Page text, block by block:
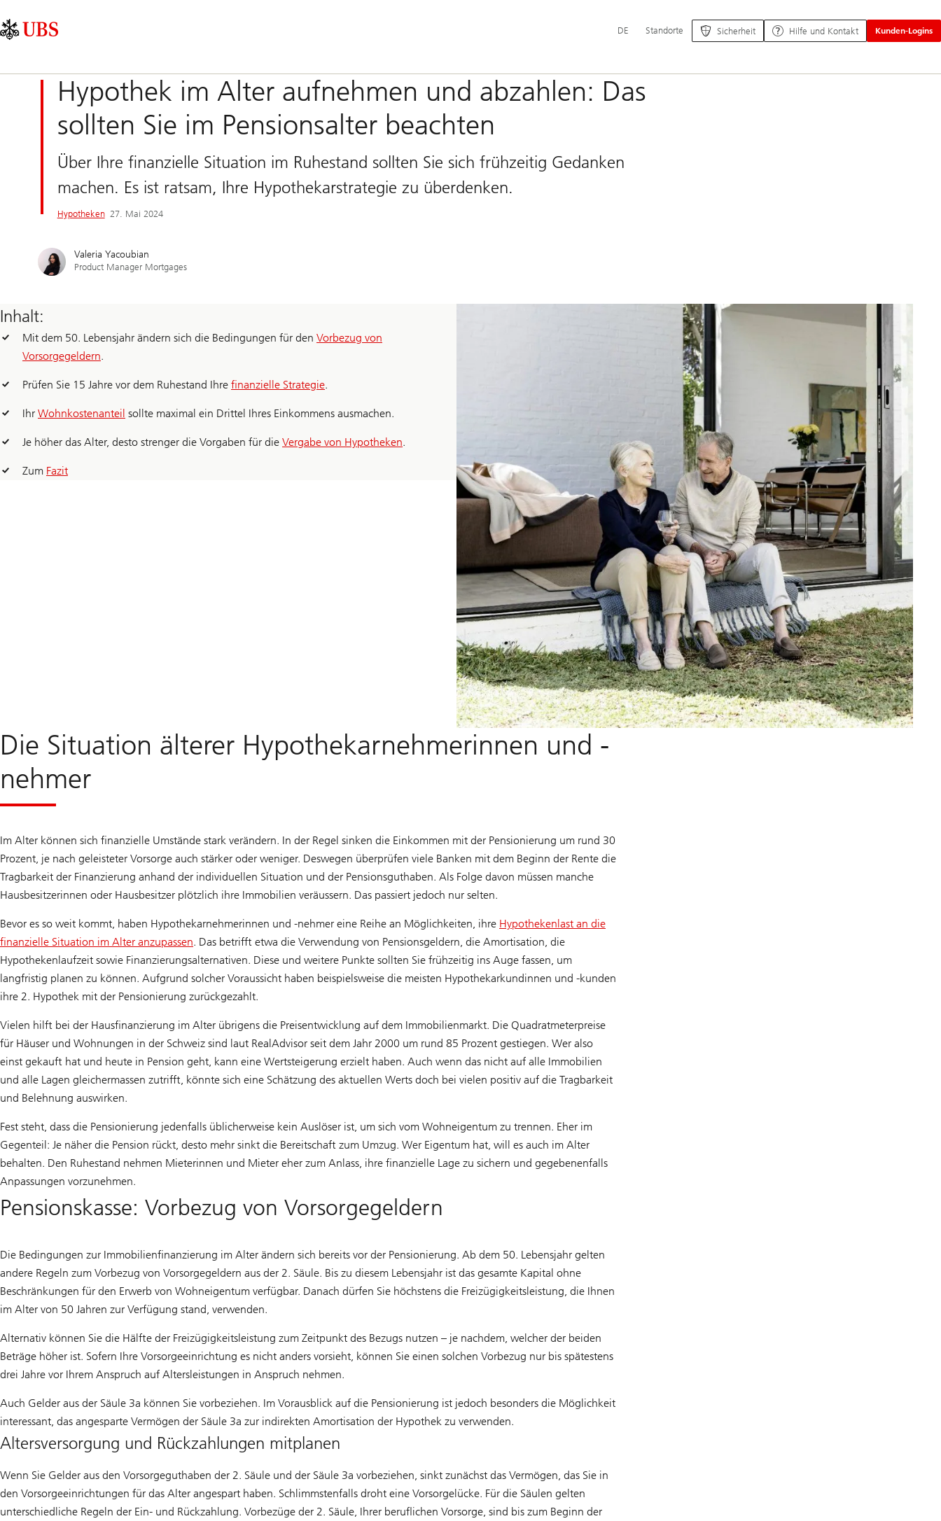
Area
Hauptnavigation
DE Standorte Sicherheit Hilfe und Kontakt Kunden-Logins
Hypothek im Alter aufnehmen und abzahlen: Das
sollten Sie im Pensionsalter beachten
Über Ihre finanzielle Situation im Ruhestand sollten Sie sich frühzeitig Gedanken
machen. Es ist ratsam, Ihre Hypothekarstrategie zu überdenken.
Hypotheken 27. Mai 2024
Valeria Yacoubian
Product Manager Mortgages
Inhalt:
Mit dem 50. Lebensjahr ändern sich die Bedingungen für den Vorbezug von
Vorsorgegeldern.
Prüfen Sie 15 Jahre vor dem Ruhestand Ihre finanzielle Strategie.
Ihr Wohnkostenanteil sollte maximal ein Drittel Ihres Einkommens ausmachen.
Je höher das Alter, desto strenger die Vorgaben für die Vergabe von Hypotheken.
Zum Fazit
Die Situation älterer Hypothekarnehmerinnen und -
nehmer
Im Alter können sich finanzielle Umstände stark verändern. In der Regel sinken die Einkommen mit der Pensionierung um rund 30
Prozent, je nach geleisteter Vorsorge auch stärker oder weniger. Deswegen überprüfen viele Banken mit dem Beginn der Rente die
Tragbarkeit der Finanzierung anhand der individuellen Situation und der Pensionsguthaben. Als Folge davon müssen manche
Hausbesitzerinnen oder Hausbesitzer plötzlich ihre Immobilien veräussern. Das passiert jedoch nur selten.
Bevor es so weit kommt, haben Hypothekarnehmerinnen und -nehmer eine Reihe an Möglichkeiten, ihre Hypothekenlast an die
finanzielle Situation im Alter anzupassen. Das betrifft etwa die Verwendung von Pensionsgeldern, die Amortisation, die
Hypothekenlaufzeit sowie Finanzierungsalternativen. Diese und weitere Punkte sollten Sie frühzeitig ins Auge fassen, um
langfristig planen zu können. Aufgrund solcher Voraussicht haben beispielsweise die meisten Hypothekarkundinnen und -kunden
ihre 2. Hypothek mit der Pensionierung zurückgezahlt.
Vielen hilft bei der Hausfinanzierung im Alter übrigens die Preisentwicklung auf dem Immobilienmarkt. Die Quadratmeterpreise
für Häuser und Wohnungen in der Schweiz sind laut RealAdvisor seit dem Jahr 2000 um rund 85 Prozent gestiegen. Wer also
einst gekauft hat und heute in Pension geht, kann eine Wertsteigerung erzielt haben. Auch wenn das nicht auf alle Immobilien
und alle Lagen gleichermassen zutrifft, könnte sich eine Schätzung des aktuellen Werts doch bei vielen positiv auf die Tragbarkeit
und Belehnung auswirken.
Fest steht, dass die Pensionierung jedenfalls üblicherweise kein Auslöser ist, um sich vom Wohneigentum zu trennen. Eher im
Gegenteil: Je näher die Pension rückt, desto mehr sinkt die Bereitschaft zum Umzug. Wer Eigentum hat, will es auch im Alter
behalten. Den Ruhestand nehmen Mieterinnen und Mieter eher zum Anlass, ihre finanzielle Lage zu sichern und gegebenenfalls
Anpassungen vorzunehmen.
Pensionskasse: Vorbezug von Vorsorgegeldern
Die Bedingungen zur Immobilienfinanzierung im Alter ändern sich bereits vor der Pensionierung. Ab dem 50. Lebensjahr gelten
andere Regeln zum Vorbezug von Vorsorgegeldern aus der 2. Säule. Bis zu diesem Lebensjahr ist das gesamte Kapital ohne
Beschränkungen für den Erwerb von Wohneigentum verfügbar. Danach dürfen Sie höchstens die Freizügigkeitsleistung, die Ihnen
im Alter von 50 Jahren zur Verfügung stand, verwenden.
Alternativ können Sie die Hälfte der Freizügigkeitsleistung zum Zeitpunkt des Bezugs nutzen – je nachdem, welcher der beiden
Beträge höher ist. Sofern Ihre Vorsorgeeinrichtung es nicht anders vorsieht, können Sie einen solchen Vorbezug nur bis spätestens
drei Jahre vor Ihrem Anspruch auf Altersleistungen in Anspruch nehmen.
Auch Gelder aus der Säule 3a können Sie vorbeziehen. Im Vorausblick auf die Pensionierung ist jedoch besonders die Möglichkeit
interessant, das angesparte Vermögen der Säule 3a zur indirekten Amortisation der Hypothek zu verwenden.
Altersversorgung und Rückzahlungen mitplanen
Wenn Sie Gelder aus den Vorsorgeguthaben der 2. Säule und der Säule 3a vorbeziehen, sinkt zunächst das Vermögen, das Sie in
den Vorsorgeeinrichtungen für das Alter angespart haben. Schlimmstenfalls droht eine Vorsorgelücke. Für die Säulen gelten
unterschiedliche Regeln der Ein- und Rückzahlung. Vorbezüge der 2. Säule, Ihrer beruflichen Vorsorge, sind bis zum Beginn der